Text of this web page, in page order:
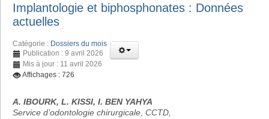
Implantologie et biphosphonates : Données
actuelles
Catégorie : Dossiers du mois
Publication : 9 avril 2026
Mis à jour : 11 avril 2026
Affichages : 726
A. IBOURK, L. KISSI, I. BEN YAHYA
Service d’odontologie chirurgicale, CCTD,